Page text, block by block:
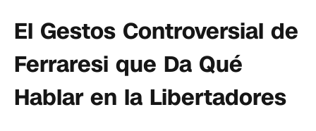
El Gestos Controversial de
Ferraresi que Da Qué
Hablar en la Libertadores